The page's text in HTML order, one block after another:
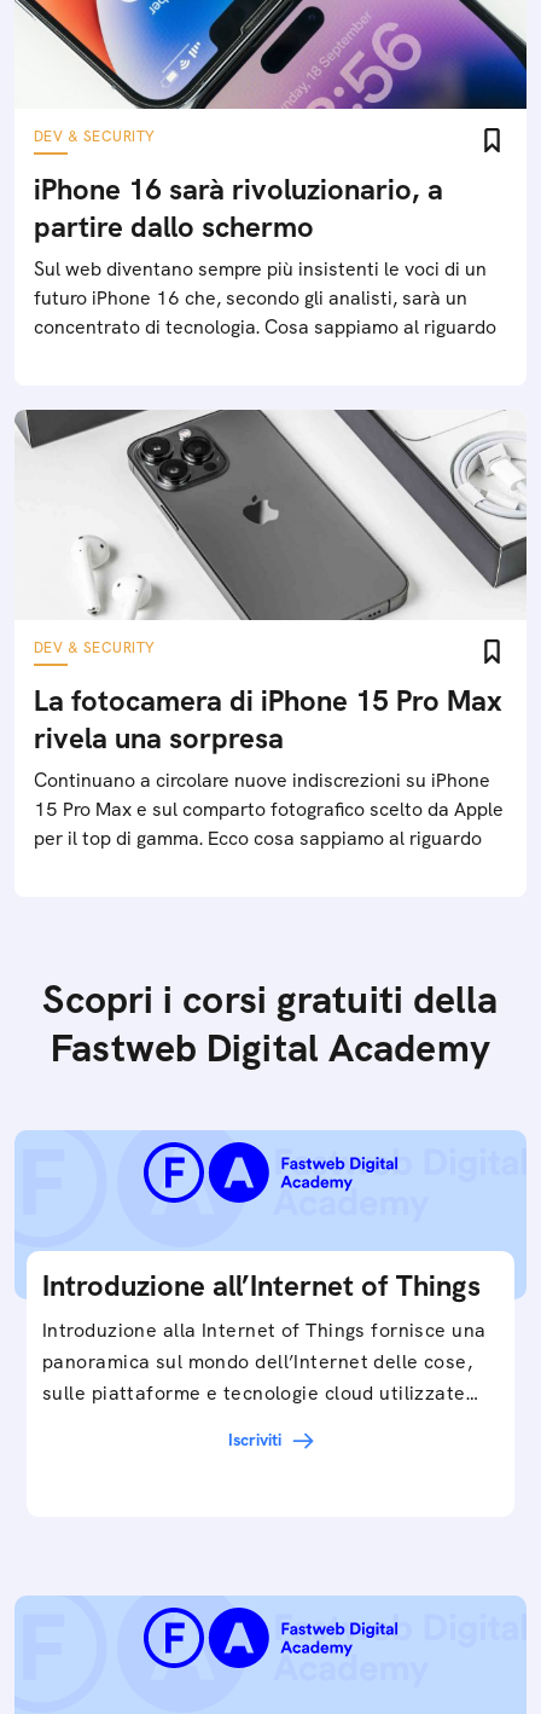
DEV & SECURITY
iPhone 16 sarà rivoluzionario, a
partire dallo schermo
Sul web diventano sempre più insistenti le voci di un
futuro iPhone 16 che, secondo gli analisti, sarà un
concentrato di tecnologia. Cosa sappiamo al riguardo
DEV & SECURITY
La fotocamera di iPhone 15 Pro Max
rivela una sorpresa
Continuano a circolare nuove indiscrezioni su iPhone
15 Pro Max e sul comparto fotografico scelto da Apple
per il top di gamma. Ecco cosa sappiamo al riguardo
Scopri i corsi gratuiti della
Fastweb Digital Academy
Introduzione all’Internet of Things
Introduzione alla Internet of Things fornisce una
panoramica sul mondo dell’Internet delle cose,
sulle piattaforme e tecnologie cloud utilizzate
Iscriviti